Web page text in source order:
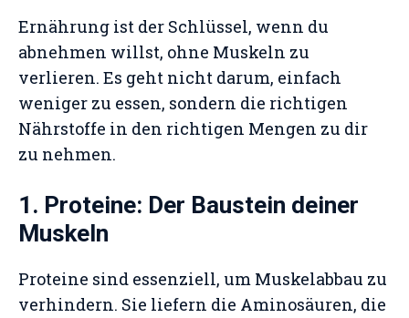
Ernährung ist der Schlüssel, wenn du
abnehmen willst, ohne Muskeln zu
verlieren. Es geht nicht darum, einfach
weniger zu essen, sondern die richtigen
Nährstoffe in den richtigen Mengen zu dir
zu nehmen.
1. Proteine: Der Baustein deiner
Muskeln
Proteine sind essenziell, um Muskelabbau zu
verhindern. Sie liefern die Aminosäuren, die